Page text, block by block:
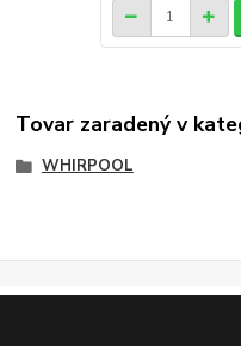
Tovar zaradený v
WHIRPOOL